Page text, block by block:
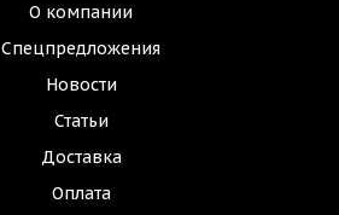
О компании
Спецпредложения
Новости
Статьи
Доставка
Оплата